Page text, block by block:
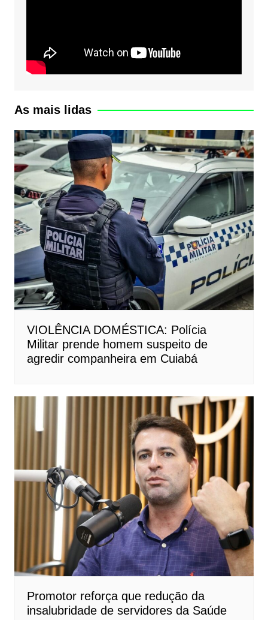
As mais lidas
VIOLÊNCIA DOMÉSTICA: Polícia
Militar prende homem suspeito de
agredir companheira em Cuiabá
Promotor reforça que redução da
insalubridade de servidores da Saúde